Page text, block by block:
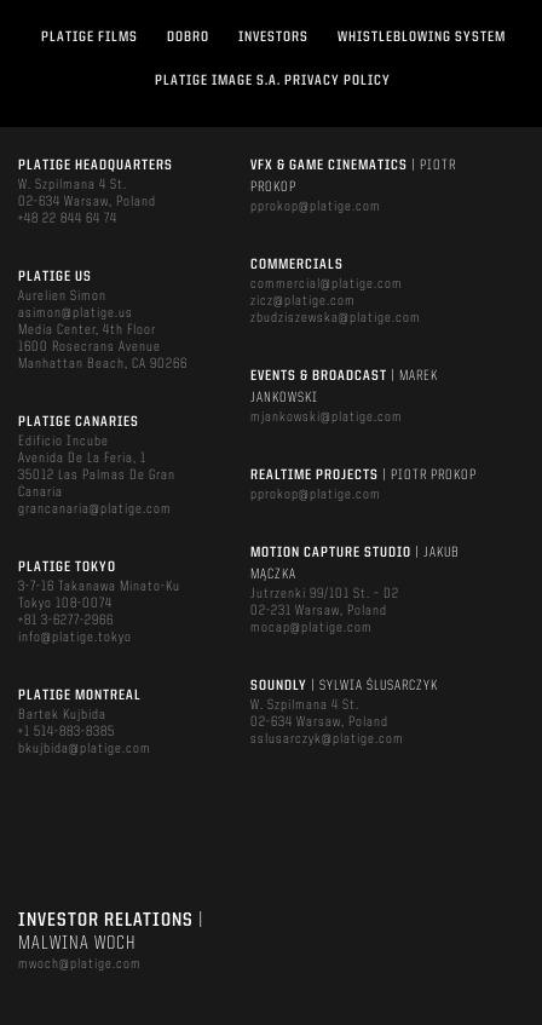
PLATIGE FILMS DOBRO INVESTORS WHISTLEBLOWING SYSTEM
PLATIGE IMAGE S.A. PRIVACY POLICY
PLATIGE HEADQUARTERS
W. Szpilmana 4 St.
02-634 Warsaw, Poland
+48 22 844 64 74
PLATIGE US
Aurelien Simon
asimon@platige.us
Media Center, 4th Floor
1600 Rosecrans Avenue
Manhattan Beach, CA 90266
PLATIGE CANARIES
Edificio Incube
Avenida De La Feria, 1
35012 Las Palmas De Gran
Canaria
grancanaria@platige.com
PLATIGE TOKYO
3-7-16 Takanawa Minato-Ku
Tokyo 108-0074
+81 3-6277-2966
info@platige.tokyo
PLATIGE MONTREAL
Bartek Kujbida
+1 514-883-8385
bkujbida@platige.com
VFX & GAME CINEMATICS
| PIOTR
PROKOP
pprokop@platige.com
COMMERCIALS
commercial@platige.com
zicz@platige.com
zbudziszewska@platige.com
EVENTS & BROADCAST
| MAREK
JANKOWSKI
mjankowski@platige.com
REALTIME PROJECTS
| PIOTR PROKOP
pprokop@platige.com
MOTION CAPTURE STUDIO
| JAKUB
MĄCZKA
Jutrzenki 99/101 St. – D2
02-231 Warsaw, Poland
mocap@platige.com
SOUNDLY
| SYLWIA ŚLUSARCZYK
W. Szpilmana 4 St.
02-634 Warsaw, Poland
sslusarczyk@platige.com
INVESTOR RELATIONS
MALWINA WOCH
mwoch@platige.com